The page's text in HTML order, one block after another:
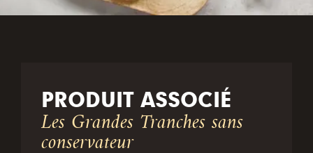
PRODUIT ASSOCIÉ
Les Grandes Tranches sans
conservateur